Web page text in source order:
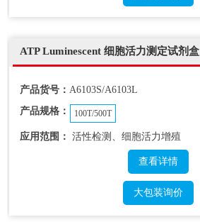
ATP Luminescent 细胞活力测定试剂盒
产品货号： A6103S/A6103L
产品规格：
100T/500T
应用范围： 活性检测、细胞活力增殖
查看详情
大包装询价